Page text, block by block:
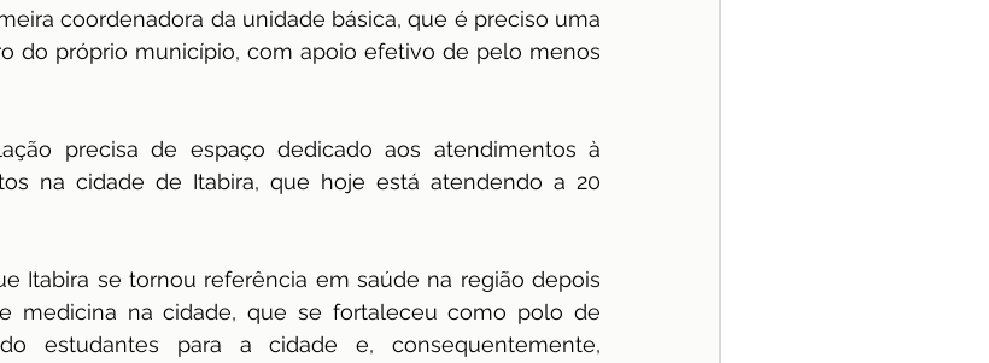
coordenadora da unidade básica, que é preciso uma
do próprio município, com apoio efetivo de pelo menos
precisa de espaço dedicado aos atendimentos à
na cidade de Itabira, que hoje está atendendo a 20
Itabira se tornou referência em saúde na região depois
medicina na cidade, que se fortaleceu como polo de
estudantes para a cidade e, consequentemente,